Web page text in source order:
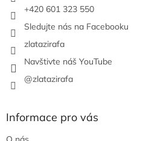
+420 601 323 550
Sledujte nás na Facebooku
zlatazirafa
Navštivte náš YouTube
@zlatazirafa
Informace pro vás